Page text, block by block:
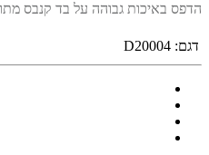
הדפס באיכות גבוהה על בד קנבס
דגם: D20004